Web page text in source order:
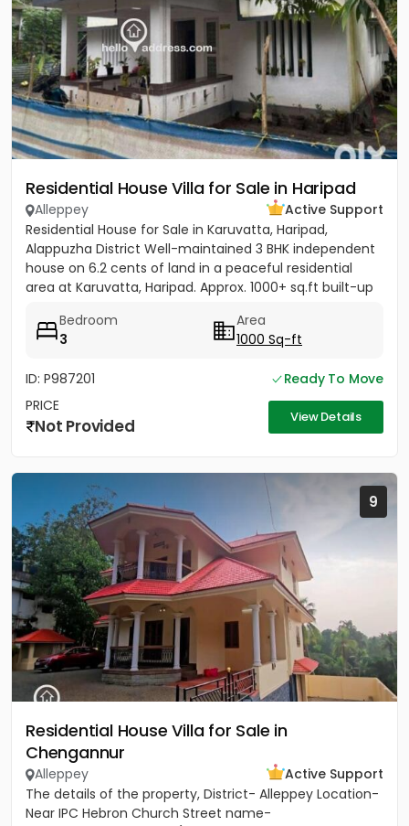
Residential House Villa for Sale in Haripad
Alleppey
Active Support
Residential House for Sale in Karuvatta, Haripad,
Alappuzha District Well-maintained 3 BHK independent
house on 6.2 cents of land in a peaceful residential
area at Karuvatta, Haripad. Approx. 1000+ sq.ft built-up
Bedroom
3
Area
1000 Sq-ft
ID: P987201
Ready To Move
PRICE
Not Provided View Details
9
Residential House Villa for Sale in
Chengannur
Alleppey
Active Support
The details of the property, District- Alleppey Location-
Near IPC Hebron Church Street name-